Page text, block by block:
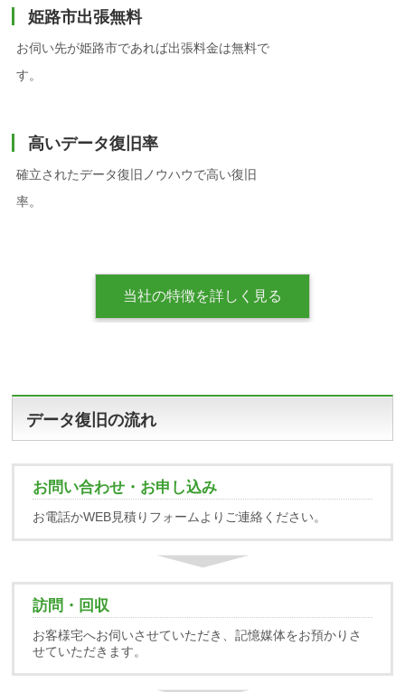
姫路市出張無料
お伺い先が姫路市であれば出張料金は無料で
す。
高いデータ復旧率
確立されたデータ復旧ノウハウで高い復旧
率。
当社の特徴を詳しく見る
データ復旧の流れ
お問い合わせ・お申し込み
お電話かWEB見積りフォームよりご連絡ください。
訪問・回収
お客様宅へお伺いさせていただき、記憶媒体をお預かりさ
せていただきます。